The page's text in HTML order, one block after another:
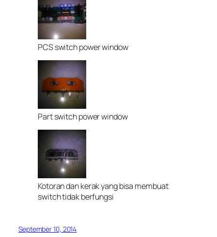
PCS switch power window
Part switch power window
Kotoran dan kerak yang bisa membuat
switch tidak berfungsi
September 10, 2014